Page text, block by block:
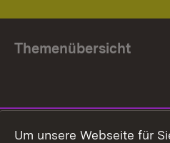
Themenübersicht
Um unsere Webseite für